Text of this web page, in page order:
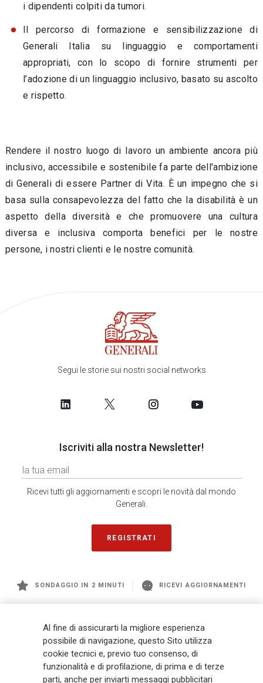
i dipendenti colpiti da tumori.
Il percorso di formazione e sensibilizzazione di
Generali Italia su linguaggio e comportamenti
appropriati, con lo scopo di fornire strumenti per
l’adozione di un linguaggio inclusivo, basato su ascolto
e rispetto.
Rendere il nostro luogo di lavoro un ambiente ancora più
inclusivo, accessibile e sostenibile fa parte dell'ambizione
di Generali di essere Partner di Vita. È un impegno che si
basa sulla consapevolezza del fatto che la disabilità è un
aspetto della diversità e che promuovere una cultura
diversa e inclusiva comporta benefici per le nostre
persone, i nostri clienti e le nostre comunità.
Segui le storie sui nostri social networks
Iscriviti alla nostra Newsletter!
Ricevi tutti gli aggiornamenti e scopri le novità dal mondo
Generali.
REGISTRATI
SONDAGGIO IN 2 MINUTI RICEVI AGGIORNAMENTI
management a livello globale, con premi complessivi pari a € 98,1
miliardi e € 900 miliardi di AUM nel 2025. Fondato nel 1831, con oltre 88
mila dipendenti e 163 mila agenti che servono 75 milioni di clienti, il
Gruppo ha una posizione di leadership in Europa e una presenza
crescente in Asia e America. Al centro della strategia di Generali c'è il suo
Al fine di assicurarti la migliore esperienza
possibile di navigazione, questo Sito utilizza
cookie tecnici e, previo tuo consenso, di
funzionalità e di profilazione, di prima e di terze
parti, anche per inviarti messaggi pubblicitari